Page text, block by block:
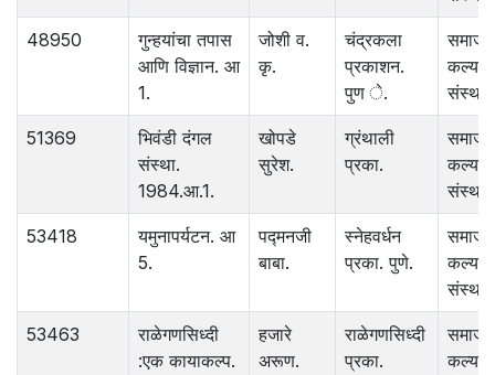
48950
गुन्हयांचा तपास
आणि विज्ञान. आ
1.
जोशी व.
कृ.
चंद्रकला
प्रकाशन.
पुण े.
समाज
कल्याण
संस्था.
51369
भिवंडी दंगल
संस्था.
1984.आ.1.
खोपडे
सुरेश.
ग्रंथाली
प्रका.
समाज
कल्याण
संस्था.
53418
यमुनापर्यटन. आ
5.
पद्मनजी
बाबा.
स्नेहवर्धन
प्रका. पुणे.
समाज
कल्याण
संस्था.
53463
राळेगणसिध्दी
:एक कायाकल्प.
हजारे
अरूण.
राळेगणसिध्दी
प्रका.
समाज
कल्याण